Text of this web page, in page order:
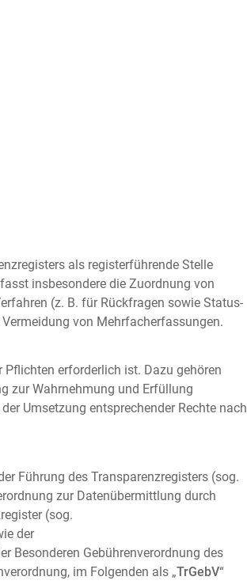
als registerführende Stelle
insbesondere die Zuordnung von
(z. B. für Rückfragen sowie Status-
von Mehrfacherfassungen.
erforderlich ist. Dazu gehören
zur Wahrnehmung und Erfüllung
Umsetzung entsprechender Rechte nach
Führung des Transparenzregisters (sog.
zur Datenübermittlung durch
(sog.
der
Besonderen Gebührenverordnung des
im Folgenden als „TrGebV“